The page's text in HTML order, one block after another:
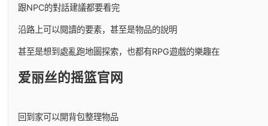
跟NPC的對話建議都要看完
沿路上可以閱讀的要素，甚至是物品的說明
甚至是想到處亂跑地圖探索，也都有RPG遊戲的樂趣在
爱丽丝的摇篮官网
回到家可以開背包整理物品